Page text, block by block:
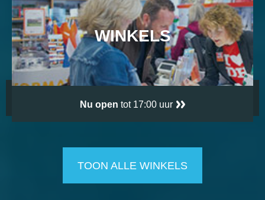
WINKELS
Nu open tot 17:00 uur
TOON ALLE WINKELS